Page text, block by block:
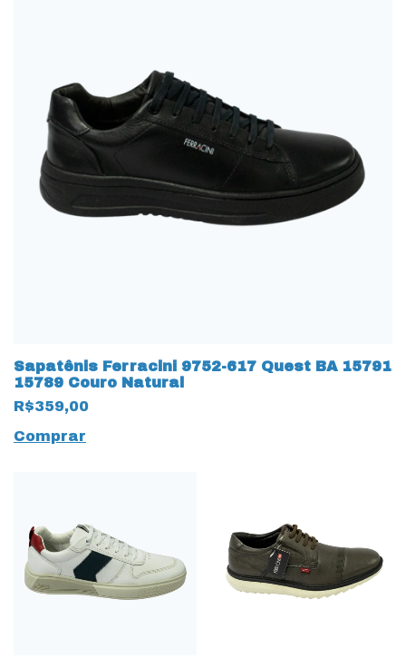
Sapatênis Ferracini 9752-617 Quest BA 15791
15789 Couro Natural
R$359,00
Comprar